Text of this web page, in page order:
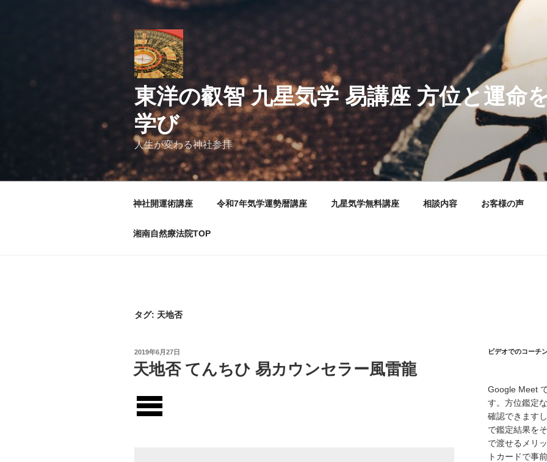
東洋の叡智 九星気学 易講座 方位と運命
学び
人生が変わる神社参拝
神社開運術講座 令和7年気学運勢暦講座 九星気学無料講座 相談内容 お客様の声
湘南自然療法院TOP
タグ: 天地否
投
稿
日:
2019年6月27日
天地否 てんちひ 易カウンセラー風雷龍
ビデオでのコーチ
Google Meet
す。方位鑑定
確認できます
で鑑定結果を
で渡せるメリ
トカードで事